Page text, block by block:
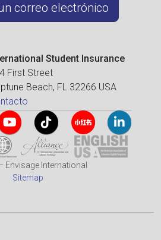
correo electrónico
Student Insurance
First Street
Beach, FL 32266 USA
Envisage International
Sitemap